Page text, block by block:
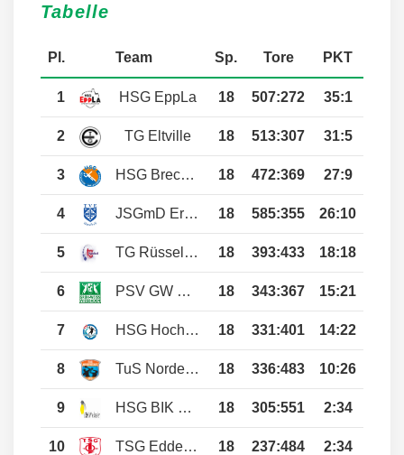
Tabelle
Pl. Team Sp. Tore PKT
1 HSG EppLa 18 507:272 35:1
2 TG Eltville 18 513:307 31:5
3 HSG Breckenh./Wallau/Massenh. 18 472:369 27:9
4 JSGmD Erbenheim / VfR/Eintracht WI 18 585:355 26:10
5 TG Rüsselsheim 18 393:433 18:18
6 PSV GW Wiesbaden 18 343:367 15:21
7 HSG Hochh./Wicker II 18 331:401 14:22
8 TuS Nordenstadt 18 336:483 10:26
9 HSG BIK Wiesbaden II 18 305:551 2:34
10 TSG Eddersheim 18 237:484 2:34